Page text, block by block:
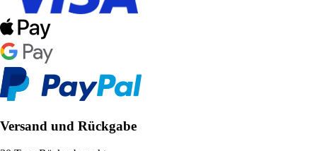
Versand und Rückgabe